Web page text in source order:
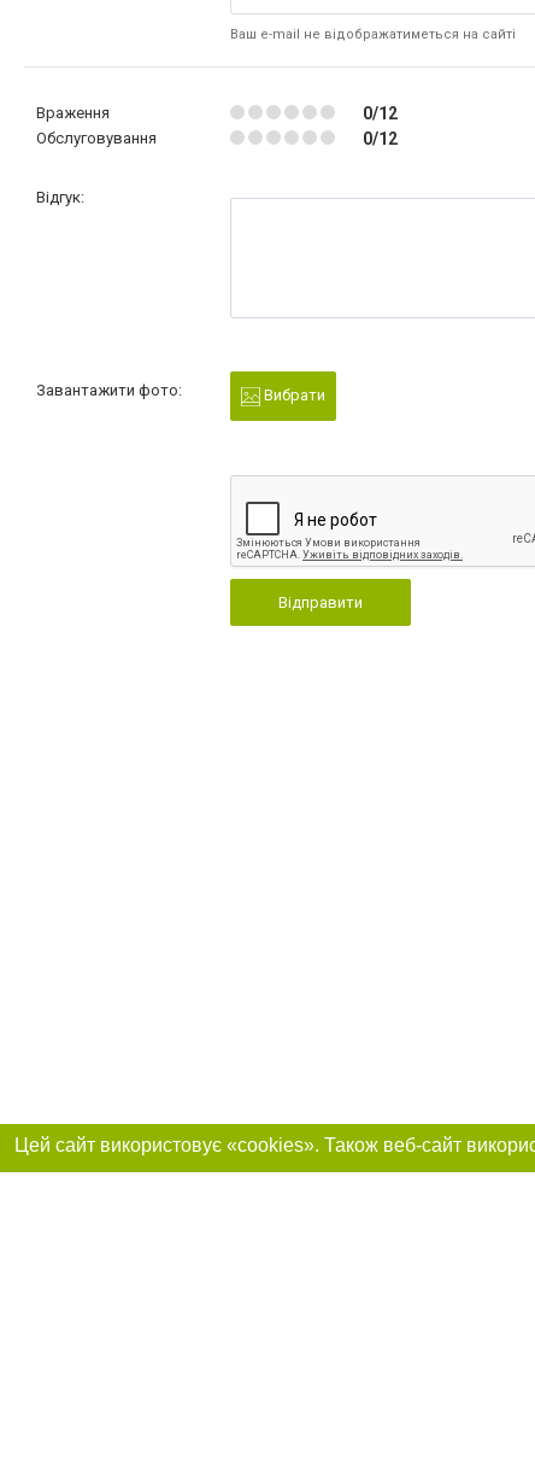
Ваш e-mail не відображатиметься на сайті
Враження 0/12
Обслуговування 0/12
Відгук:
Завантажити фото: Вибрати
Відправити